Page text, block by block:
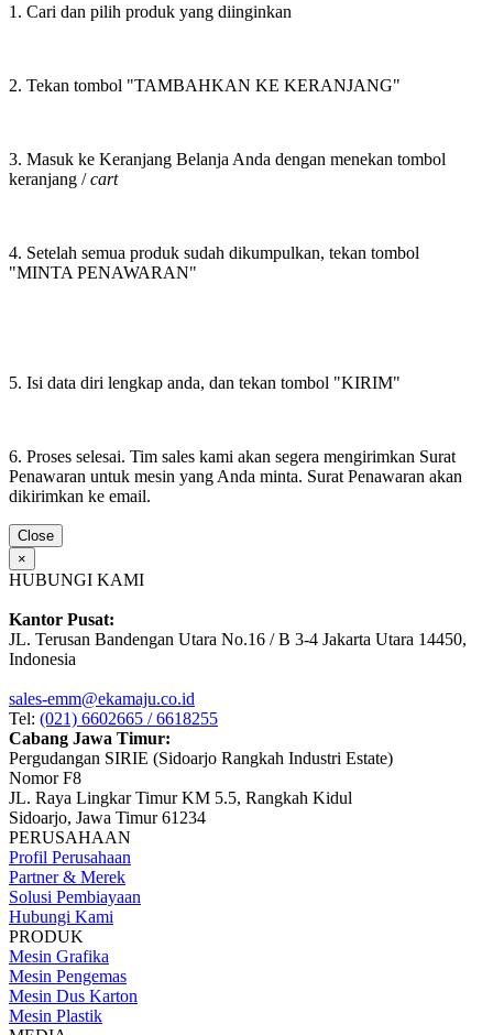
1. Cari dan pilih produk yang diinginkan
2. Tekan tombol "TAMBAHKAN KE KERANJANG"
3. Masuk ke Keranjang Belanja Anda dengan menekan tombol
keranjang /cart
4. Setelah semua produk sudah dikumpulkan, tekan tombol
"MINTA PENAWARAN"
5. Isi data diri lengkap anda, dan tekan tombol "KIRIM"
6. Proses selesai. Tim sales kami akan segera mengirimkan Surat
Penawaran untuk mesin yang Anda minta. Surat Penawaran akan
dikirimkan ke email.
Close
×
HUBUNGI KAMI
Kantor Pusat:
JL. Terusan Bandengan Utara No.16 / B 3-4 Jakarta Utara 14450,
Indonesia
sales-emm@ekamaju.co.id
Tel: (021) 6602665 / 6618255
Cabang Jawa Timur:
Pergudangan SIRIE (Sidoarjo Rangkah Industri Estate)
Nomor F8
JL. Raya Lingkar Timur KM 5.5, Rangkah Kidul
Sidoarjo, Jawa Timur 61234
PERUSAHAAN
Profil Perusahaan
Partner & Merek
Solusi Pembiayaan
Hubungi Kami
PRODUK
Mesin Grafika
Mesin Pengemas
Mesin Dus Karton
Mesin Plastik